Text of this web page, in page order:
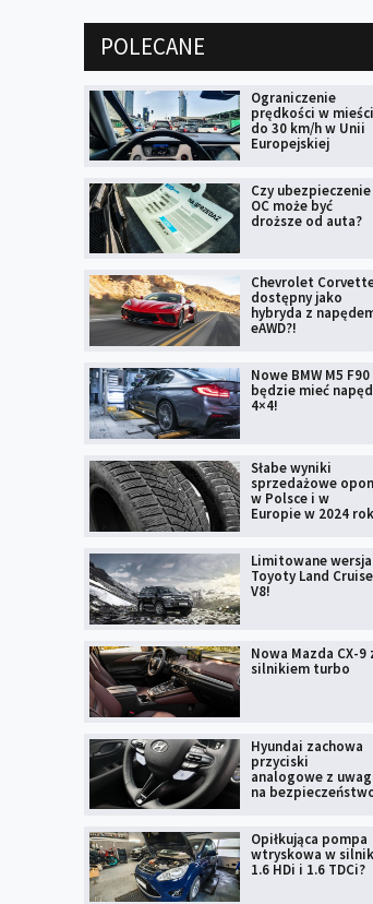
POLECANE
Ograniczenie
prędkości w
do 30 km/h w Unii
Europejskiej
Czy ubezpieczenie
OC może być
droższe od auta?
Chevrolet
dostępny jako
hybryda z
eAWD?!
Nowe BMW M5 F90
będzie mieć napęd
4×4!
Słabe wyniki
sprzedażowe opon
w Polsce i w
Europie w 2024
Limitowane wersja
Toyoty Land
V8!
Nowa Mazda CX-9
silnikiem turbo
Hyundai zachowa
przyciski
analogowe z
na
Opiłkująca pompa
wtryskowa w
1.6 HDi i 1.6 TDCi?